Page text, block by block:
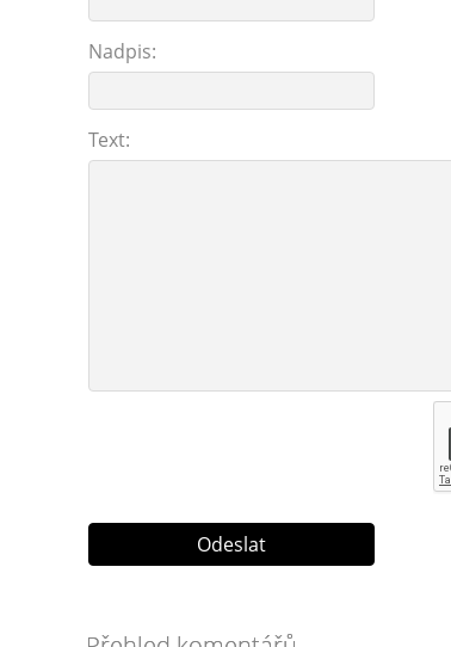
Nadpis:
Text: